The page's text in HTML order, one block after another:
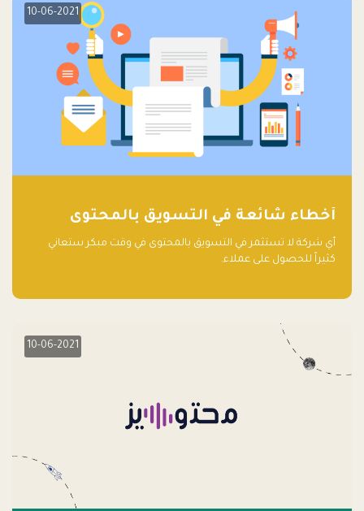
10-06-2021
أخطاء شائعة في التسويق بالمحتوى
أي شركة لا تستثمر في التسويق بالمحتوى في وقت مبكر ستعاني
كثيراً للحصول على عملاء.
10-06-2021